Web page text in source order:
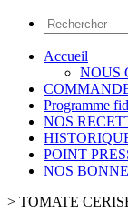
Accueil
NOUS
Programme
NOS
POINT
NOS
> TOMATE